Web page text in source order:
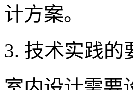
计方案。
3. 技术实践的